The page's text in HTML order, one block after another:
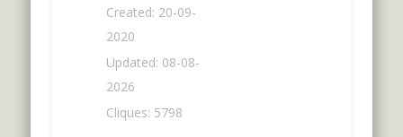
Created: 20-09-
2020
Updated: 08-08-
2026
Cliques: 5798